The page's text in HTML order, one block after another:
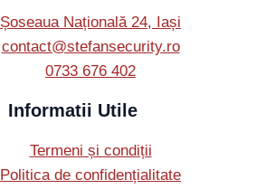
Șoseaua Națională 24, Iași
contact@stefansecurity.ro
0733 676 402
Informatii Utile
Termeni și condiții
Politica de confidențialitate